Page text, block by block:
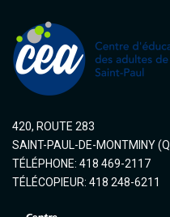
420, ROUTE 283
SAINT-PAUL-DE-MONTMINY
TÉLÉPHONE: 418 469-2117
TÉLÉCOPIEUR: 418 248-6211